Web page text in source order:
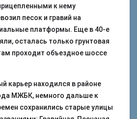
к нему
песок и гравий на
платформы. Еще в 40-е
осталась только грунтовая
проходит объездное шоссе
карьер находился в районе
МЖБК, немного дальше к
сохранились старые улицы